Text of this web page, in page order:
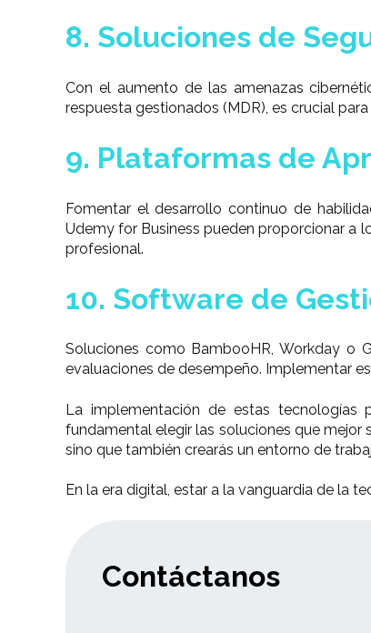
8. Soluciones de
Con el aumento de las amenazas
respuesta gestionados (MDR), es crucial
9. Plataformas de
Fomentar el desarrollo continuo de
Udemy for Business pueden proporcionar a
profesional.
10. Software de
Soluciones como BambooHR, Workday o
evaluaciones de desempeño. Implementar
La implementación de estas tecnologías
fundamental elegir las soluciones que mejor
sino que también crearás un entorno de
En la era digital, estar a la vanguardia de la
Contáctanos